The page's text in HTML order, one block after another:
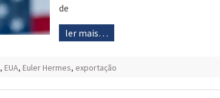
de
ler mais…
, EUA, Euler Hermes, exportação